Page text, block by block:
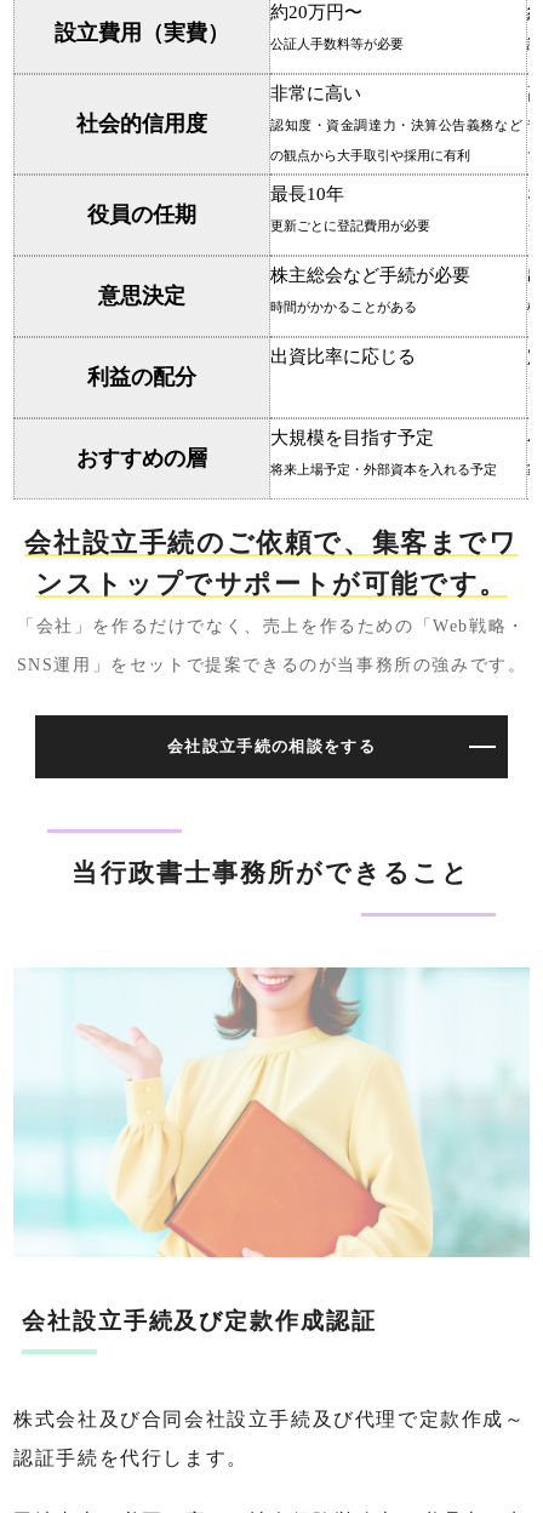
設立費用（実費）
約20万円〜
公証人手数料等が必要 認
社会的信用度
非常に高い
認知度・資金調達力・決算公告義務など
の観点から大手取引や採用に有利 で
役員の任期
最長10年
更新ごとに登記費用が必要 ※
意思決定
株主総会など手続が必要
時間がかかることがある 極
利益の配分
出資比率に応じる
※
おすすめの層
大規模を目指す予定
将来上場予定・外部資本を入れる予定 家
会社設立手続のご依頼で、集客までワ
ンストップでサポートが可能です。
「会社」を作るだけでなく、売上を作るための「Web戦略・
SNS運用」をセットで提案できるのが当事務所の強みです。
会社設立手続の相談をする
当行政書士事務所ができること
会社設立手続及び定款作成認証
株式会社及び合同会社設立手続及び代理で定款作成～
認証手続を代行します。